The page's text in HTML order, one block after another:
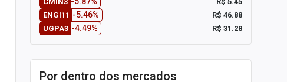
ENGI11 -5.46%
R$ 46.88
UGPA3 -4.49% R$ 31.28
Por dentro dos mercados